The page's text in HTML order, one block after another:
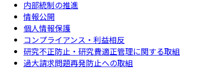
内部統制の推進
情報公開
個人情報保護
コンプライアンス・利益相反
研究不正防止・研究費適正管理に関する取組
過大請求問題再発防止への取組